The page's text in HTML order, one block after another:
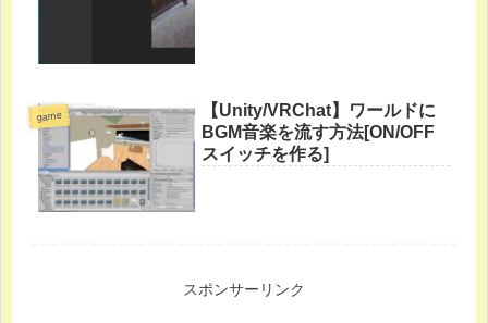
game
【Unity/VRChat】ワールドに
BGM音楽を流す方法[ON/OFF
スイッチを作る]
スポンサーリンク